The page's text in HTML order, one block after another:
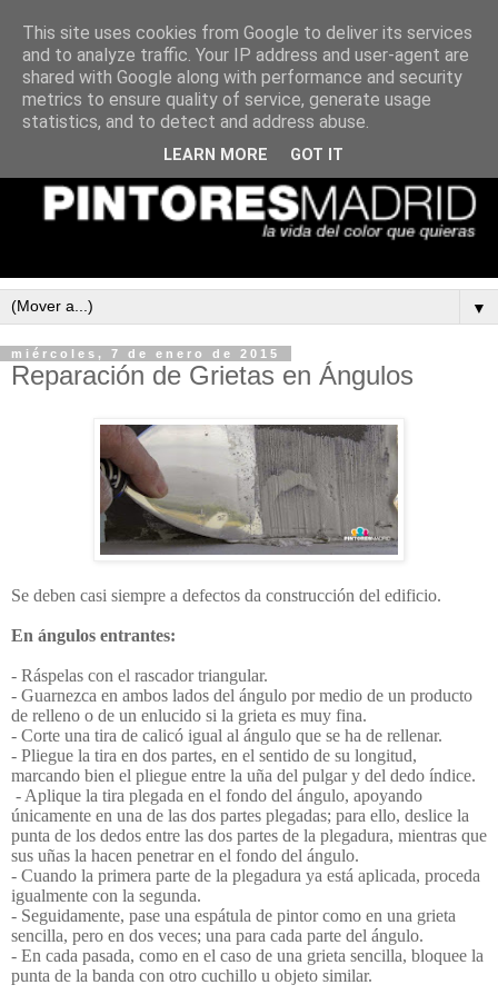
▼
miércoles, 7 de enero de 2015
Reparación de Grietas en Ángulos
Se deben casi siempre a defectos da construcción del edificio.
En ángulos entrantes:
- Ráspelas con el rascador triangu­lar.
- Guarnezca en ambos lados del ángulo por medio de un producto
de relleno o de un enlucido si la grieta es muy fina.
- Corte una tira de calicó igual al ángulo que se ha de rellenar.
- Pliegue la tira en dos partes, en el sentido de su longitud,
marcando bien el pliegue entre la uña del pulgar y del dedo índice.
- Aplique la tira plegada en el fondo del ángulo, apoyando
únicamente en una de las dos partes plegadas; para ello, deslice la
punta de los dedos entre las dos partes de la plegadura, mientras que
sus uñas la hacen penetrar en el fondo del ángulo.
- Cuando la primera parte de la plega­dura ya está aplicada, proceda
igual­mente con la segunda.
- Seguidamente, pase una espátula de pintor como en una grieta
sencilla, pero en dos veces; una para cada parte del ángulo.
- En cada pasada, como en el caso de una grieta sencilla, bloquee la
punta de la banda con otro cuchillo u objeto similar.
This site uses cookies from Google to deliver its services
and to analyze traffic. Your IP address and user-agent are
shared with Google along with performance and security
metrics to ensure quality of service, generate usage
statistics, and to detect and address abuse.
LEARN MORE GOT IT